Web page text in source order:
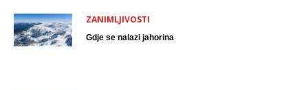
ZANIMLJIVOSTI
Gdje se nalazi jahorina